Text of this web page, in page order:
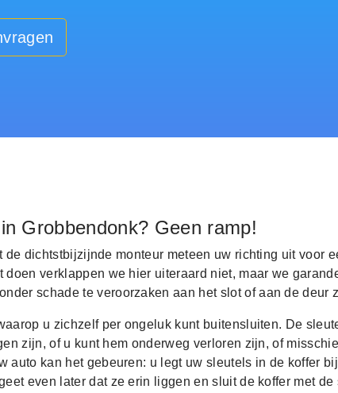
Grobbendonk? Geen ramp!
de dichtstbijzijnde monteur meteen uw richting uit voor
doen verklappen we hier uiteraard niet, maar we
schade te veroorzaken aan het slot of aan de deur
u zichzelf per ongeluk kunt buitensluiten. De
zijn, of u kunt hem onderweg verloren zijn, of
auto kan het gebeuren: u legt uw sleutels in de koffer
even later dat ze erin liggen en sluit de koffer met de